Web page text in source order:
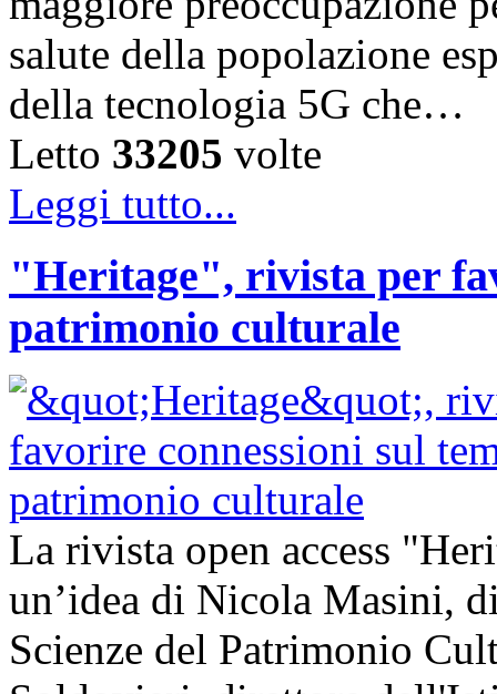
salute della popolazione
della tecnologia 5G che…
Letto 33205 volte
Leggi tutto...
"Heritage", rivista per
patrimonio culturale
La rivista open access
un’idea di Nicola Masini,
Scienze del Patrimonio